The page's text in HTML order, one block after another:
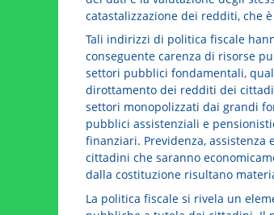
catastalizzazione dei redditi, che
Tali indirizzi di politica fiscale
conseguente carenza di risorse
settori pubblici fondamentali,
dirottamento dei redditi dei
settori monopolizzati dai grandi
pubblici assistenziali e
finanziari. Previdenza,
cittadini che saranno
dalla costituzione risultano
La politica fiscale si rivela un